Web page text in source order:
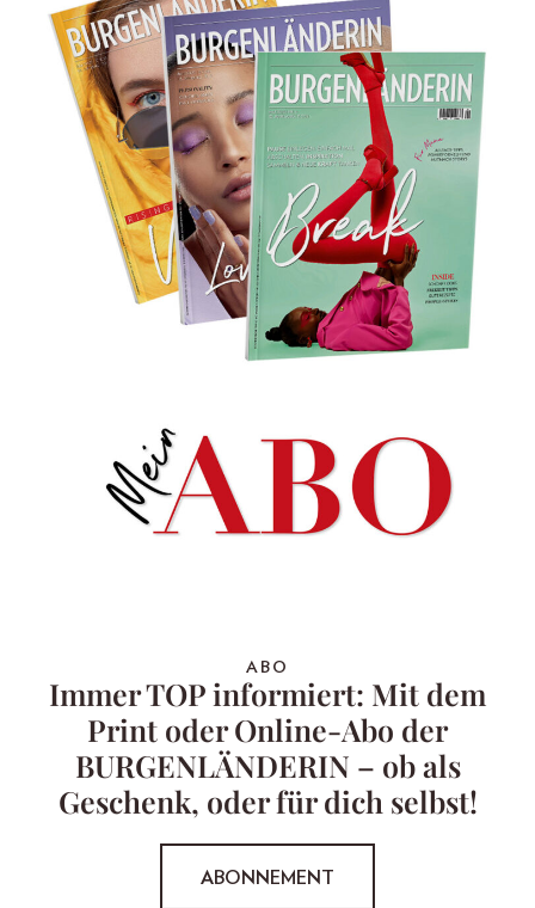
ABO
Immer TOP informiert: Mit dem
Print oder Online-Abo der
BURGENLÄNDERIN – ob als
Geschenk, oder für dich selbst!
ABONNEMENT